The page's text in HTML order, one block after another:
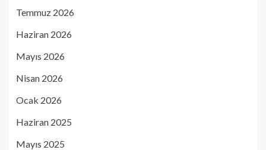
Temmuz 2026
Haziran 2026
Mayıs 2026
Nisan 2026
Ocak 2026
Haziran 2025
Mayıs 2025